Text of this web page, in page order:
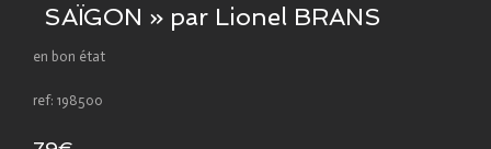
SAÏGON » par Lionel BRANS
en bon état
ref: 198500